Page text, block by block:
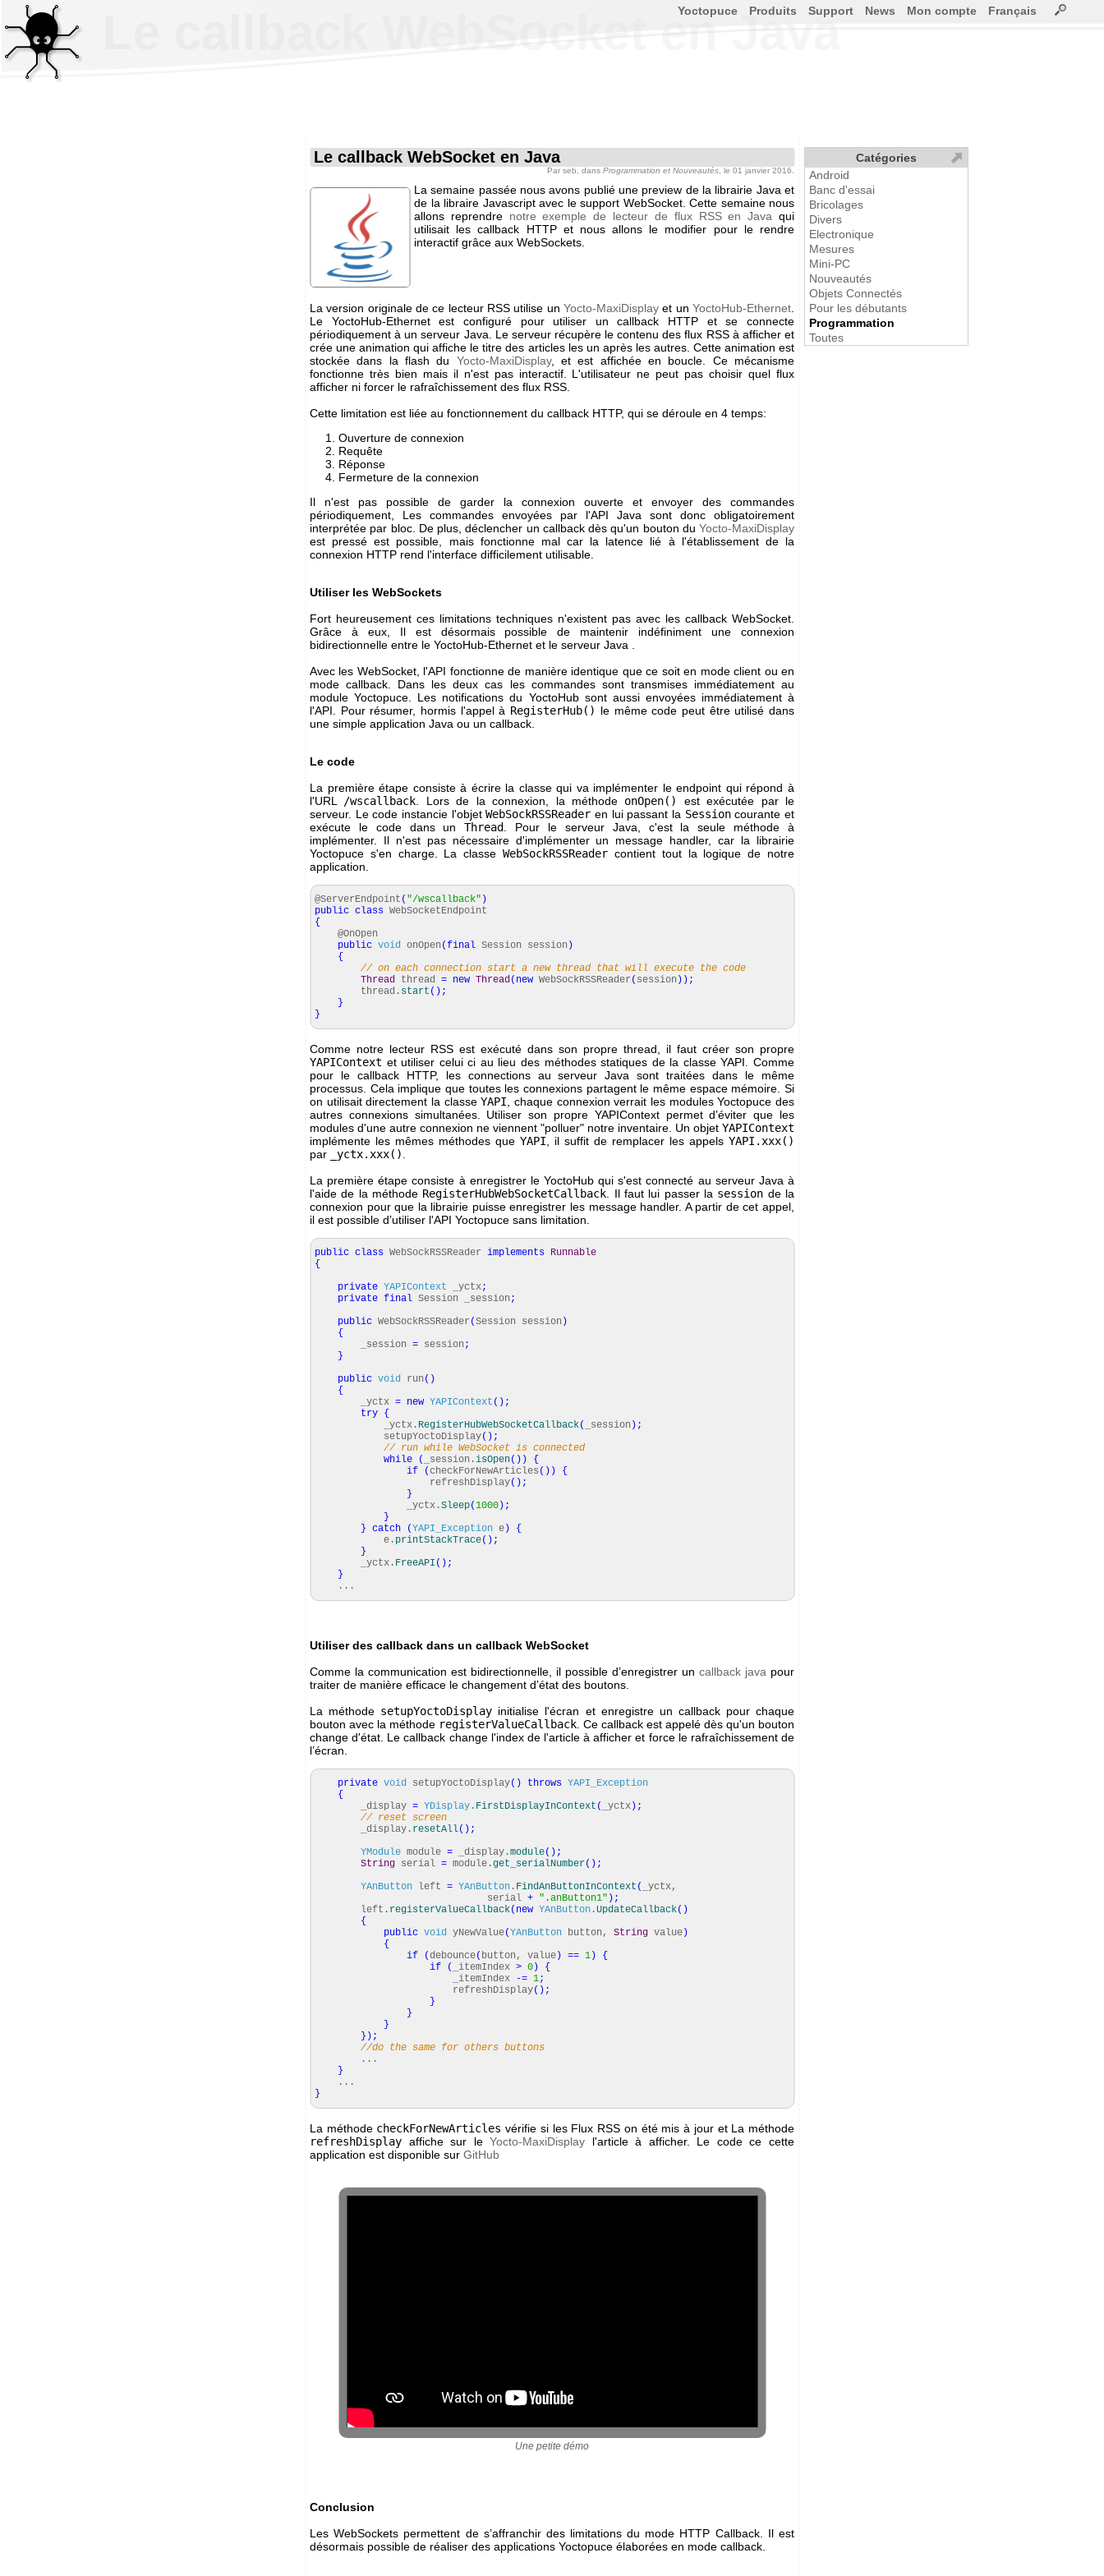
Le callback WebSocket en Java
Le callback WebSocket en Java
Par seb , dans Programmation et Nouveautés , le 01 janvier 2016.
La semaine passée nous avons publié une preview de la librairie Java et
de la libraire Javascript avec le support WebSocket. Cette semaine nous
allons reprendre notre exemple de lecteur de flux RSS en Java qui
utilisait les callback HTTP et nous allons le modifier pour le rendre
interactif grâce aux WebSockets.
La version originale de ce lecteur RSS utilise un Yocto-MaxiDisplay et un YoctoHub-Ethernet
Le YoctoHub-Ethernet est configuré pour utiliser un callback HTTP et se connecte
périodiquement à un serveur Java. Le serveur récupère le contenu des flux RSS à afficher et
crée une animation qui affiche le titre des articles les un après les autres. Cette animation est
stockée dans la flash du Yocto-MaxiDisplay, et est affichée en boucle. Ce mécanisme
fonctionne très bien mais il n'est pas interactif. L'utilisateur ne peut pas choisir quel flux
afficher ni forcer le rafraîchissement des flux RSS.
Cette limitation est liée au fonctionnement du callback HTTP, qui se déroule en 4 temps:
Ouverture de connexion
Requête
Réponse
Fermeture de la connexion
Il n'est pas possible de garder la connexion ouverte et envoyer des commandes
périodiquement, Les commandes envoyées par l'API Java sont donc obligatoirement
interprétée par bloc. De plus, déclencher un callback dès qu'un bouton du Yocto-MaxiDisplay
est pressé est possible, mais fonctionne mal car la latence lié à l'établissement de la
connexion HTTP rend l'interface difficilement utilisable.
Utiliser les WebSockets
Fort heureusement ces limitations techniques n'existent pas avec les callback WebSocket.
Grâce à eux, Il est désormais possible de maintenir indéfiniment une connexion
bidirectionnelle entre le YoctoHub-Ethernet et le serveur Java .
Avec les WebSocket, l'API fonctionne de manière identique que ce soit en mode client ou en
mode callback. Dans les deux cas les commandes sont transmises immédiatement au
module Yoctopuce. Les notifications du YoctoHub sont aussi envoyées immédiatement à
l'API. Pour résumer, hormis l'appel à RegisterHub() le même code peut être utilisé dans
une simple application Java ou un callback.
Le code
La première étape consiste à écrire la classe qui va implémenter le endpoint qui répond à
l'URL /wscallback . Lors de la connexion, la méthode onOpen()
est exécutée par le
serveur. Le code instancie l'objetWebSockRSSReader en lui passant la Sessioncourante et
exécute le code dans unThread
. Pour le serveur Java, c'est la seule méthode à
implémenter. Il n'est pas nécessaire d'implémenter un message handler, car la librairie
Yoctopuce s'en charge. La classeWebSockRSSReader contient tout la logique de notre
application.
@ServerEndpoint ( "/wscallback" )
public class WebSocketEndpoint
{
@OnOpen
public void onOpen (final Session session )
{
// on each connection start a new thread that will execute the code
Thread thread = new Thread( new WebSockRSSReader ( session ) ) ;
thread. start ( ) ;
}
}
Comme notre lecteur RSS est exécuté dans son propre thread, il faut créer son propre
YAPIContext et utiliser celui ci au lieu des méthodes statiques de la classe YAPI. Comme
pour le callback HTTP, les connections au serveur Java sont traitées dans le même
processus. Cela implique que toutes les connexions partagent le même espace mémoire. Si
on utilisait directement la classeYAPI , chaque connexion verrait les modules Yoctopuce des
autres connexions simultanées. Utiliser son propre YAPIContext permet d’éviter que les
modules d'une autre connexion ne viennent "polluer" notre inventaire. Un objet YAPIContext
implémente les mêmes méthodes que YAPI , il suffit de remplacer les appels YAPI.xxx()
par
_yctx.xxx()
La première étape consiste à enregistrer le YoctoHub qui s'est connecté au serveur Java à
l'aide de la méthode RegisterHubWebSocketCallback . Il faut lui passer la session de la
connexion pour que la librairie puisse enregistrer les message handler. A partir de cet appel,
il est possible d’utiliser l'API Yoctopuce sans limitation.
public class WebSockRSSReader implements Runnable
{
private YAPIContext _yctx;
private final Session _session ;
public WebSockRSSReader (Session session )
{
_session = session ;
}
public void run ( )
{
_yctx = new YAPIContext ( ) ;
try {
_yctx. RegisterHubWebSocketCallback( _session ) ;
setupYoctoDisplay( ) ;
// run while WebSocket is connected
while
( _session.isOpen( ) )
{
if
(checkForNewArticles ( ) )
{
refreshDisplay( ) ;
}
_yctx.Sleep(1000 ) ;
}
} catch (YAPI_Exception e )
{
e. printStackTrace( ) ;
}
_yctx. FreeAPI ( ) ;
}
...
Utiliser des callback dans un callback WebSocket
Comme la communication est bidirectionnelle, il possible d’enregistrer un callback java pour
traiter de manière efficace le changement d’état des boutons.
La méthode setupYoctoDisplay initialise l'écran et enregistre un callback pour chaque
bouton avec la méthode registerValueCallback . Ce callback est appelé dès qu'un bouton
change d'état. Le callback change l'index de l'article à afficher et force le rafraîchissement de
l’écran.
private void setupYoctoDisplay( ) throws YAPI_Exception
{
_display = YDisplay . FirstDisplayInContext ( _yctx ) ;
// reset screen
_display. resetAll( ) ;
YModule module = _display.module( ) ;
String serial = module.get_serialNumber( ) ;
YAnButton left = YAnButton . FindAnButtonInContext (
_yctx,
serial + ".anButton1" ) ;
left. registerValueCallback( new YAnButton .UpdateCallback( )
{
public void yNewValue(YAnButton button, String value )
{
if
(debounce( button, value ) == 1 )
{
if
( _itemIndex > 0 )
{
_itemIndex
-= 1;
refreshDisplay( ) ;
}
}
}
} ) ;
//do the same for others buttons
...
}
...
}
La méthode checkForNewArticles vérifie si les Flux RSS on été mis à jour et La méthode
refreshDisplay affiche sur leYocto-MaxiDisplay l'article à afficher. Le code ce cette
application est disponible sur GitHub
Une petite démo
Conclusion
Les WebSockets permettent de s’affranchir des limitations du mode HTTP Callback. Il est
désormais possible de réaliser des applications Yoctopuce élaborées en mode callback.
Yoctopuce Produits Support News Mon compte Français
Catégories
Android
Banc d'essai
Bricolages
Divers
Electronique
Mesures
Mini-PC
Nouveautés
Objets Connectés
Pour les débutants
Programmation
Toutes